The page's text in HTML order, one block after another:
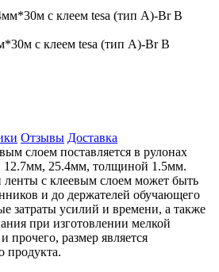
с клеем tesa (тип A)-Br В
Отзывы Доставка
слоем поставляется в рулонах
25.4мм, толщиной 1.5мм.
с клеевым слоем может быть
и до держателей обучающего
затраты усилий и времени, а также
при изготовлении мелкой
прочего, размер является
продукта.